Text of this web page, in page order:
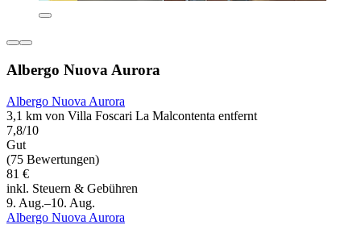
Albergo Nuova Aurora
Albergo Nuova Aurora
3,1 km von Villa Foscari La Malcontenta entfernt
7,8/10
Gut
(75 Bewertungen)
81 €
inkl. Steuern & Gebühren
9. Aug.–10. Aug.
Albergo Nuova Aurora